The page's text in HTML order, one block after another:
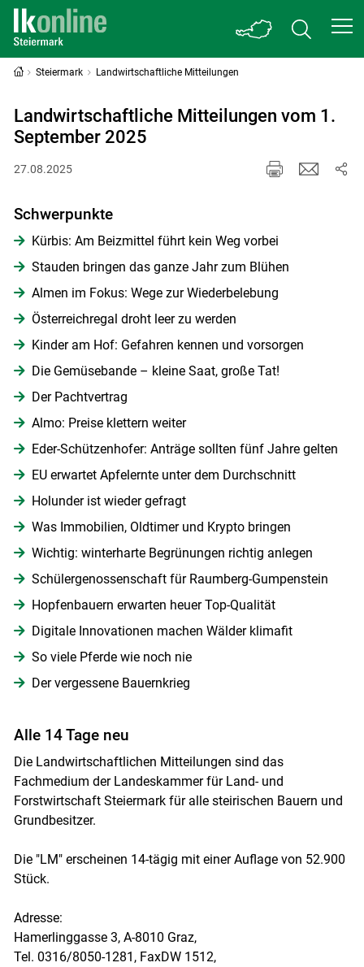
Skip to main content
Steiermark Landwirtschaftliche Mitteilungen
Landwirtschaftliche Mitteilungen vom 1.
September 2025
27.08.2025
Schwerpunkte
Kürbis: Am Beizmittel führt kein Weg vorbei
Stauden bringen das ganze Jahr zum Blühen
Almen im Fokus: Wege zur Wiederbelebung
Österreichregal droht leer zu werden
Kinder am Hof: Gefahren kennen und vorsorgen
Die Gemüsebande – kleine Saat, große Tat!
Der Pachtvertrag
Almo: Preise klettern weiter
Eder-Schützenhofer: Anträge sollten fünf Jahre gelten
EU erwartet Apfelernte unter dem Durchschnitt
Holunder ist wieder gefragt
Was Immobilien, Oldtimer und Krypto bringen
Wichtig: winterharte Begrünungen richtig anlegen
Schülergenossenschaft für Raumberg-Gumpenstein
Hopfenbauern erwarten heuer Top-Qualität
Digitale Innovationen machen Wälder klimafit
So viele Pferde wie noch nie
Der vergessene Bauernkrieg
Alle 14 Tage neu
Die Landwirtschaftlichen Mitteilungen sind das
Fachmedium der Landeskammer für Land- und
Forstwirtschaft Steiermark für alle steirischen Bauern und
Grundbesitzer.
Die "LM" erscheinen 14-tägig mit einer Auflage von 52.900
Stück.
Adresse:
Hamerlinggasse 3, A-8010 Graz,
Tel. 0316/8050-1281, FaxDW 1512,